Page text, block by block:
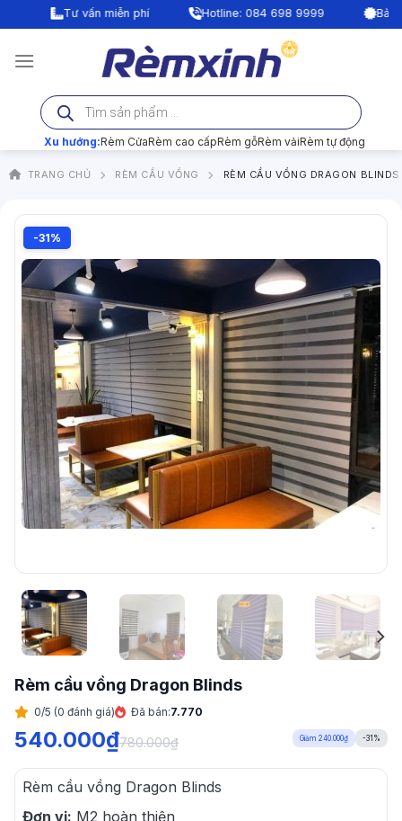
qua
nội
Tư vấn miễn phí Hotline: 084 698 9999 Bảo
Tìm
kiếm
sản
phẩm
Xu hướng:Rèm CửaRèm cao cấpRèm gỗRèm vảiRèm tự động
TRANG CHỦ RÈM CẦU VỒNG RÈM CẦU VỒNG DRAGON BLINDS
-31%
Rèm cầu vồng Dragon Blinds
0/5 (0 đánh giá) Đã bán:7.770
540.000₫780.000₫ Giảm 240.000₫ -31%
Rèm cầu vồng Dragon Blinds
Đơn vị: M2 hoàn thiện